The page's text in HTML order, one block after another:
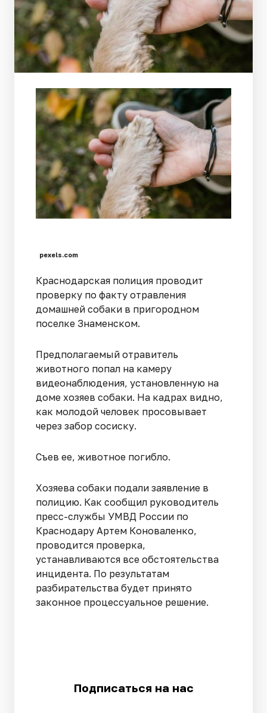
pexels.com
Краснодарская полиция проводит
проверку по факту отравления
домашней собаки в пригородном
поселке Знаменском.
Предполагаемый отравитель
животного попал на камеру
видеонаблюдения, установленную на
доме хозяев собаки. На кадрах видно,
как молодой человек просовывает
через забор сосиску.
Съев ее, животное погибло.
Хозяева собаки подали заявление в
полицию. Как сообщил руководитель
пресс-службы УМВД России по
Краснодару Артем Коноваленко,
проводится проверка,
устанавливаются все обстоятельства
инцидента. По результатам
разбирательства будет принято
законное процессуальное решение.
Подписаться на нас